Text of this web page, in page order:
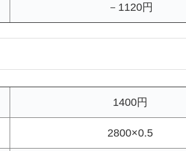
－1120円
1400円
2800×0.5